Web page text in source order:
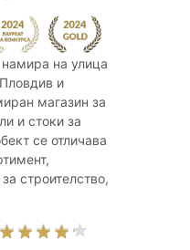
на улица
и
магазин за
и стоки за
се отличава
строителство,